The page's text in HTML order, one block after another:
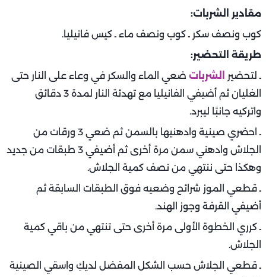
مقادير الشربات:
كوب ونصف سكر ـ كوب ونصف ماء ـ كيس فانيليا.
طريقة التحضير:
ـ لتحضير
الشربات ضعي الماء والسكر في وعاء على النار حتى
الغليان ثم أضيفي الفانيليا مع تهدئة النار لمدة 3 دقائق
واتركيه جانبًا ليبرد.
ـ احضري صينية وادهنيها بالسمن ثم ضعي 3 ورقات من
الجلاش وادهني سمن مرة أخرى ثم أضيفي 3 طبقات من جديد
وهكذا حتى ننتهي من نصف كمية الجلاش.
ـ قطعي الموز شرائح وضعيه فوق الطبقات السابقة ثم
أضيفي القرفة وجوز الهند.
ـ كرري الخطوة الأولى مرة أخرى حتى تنتهي من باقي كمية
الجلاش.
ـ قطعي الجلاش حسب الشكل المفضل لديكِ واسقي الصينية